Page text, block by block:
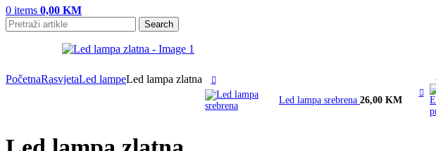
0 items 0,00 KM
Search
PočetnaRasvjetaLed lampeLed lampa zlatna
Led lampa srebrena 26,00 KM